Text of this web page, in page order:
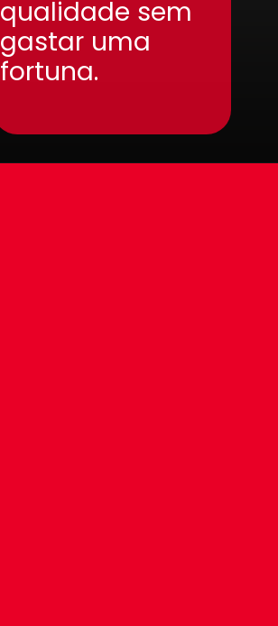
qualidade sem
gastar uma
fortuna.